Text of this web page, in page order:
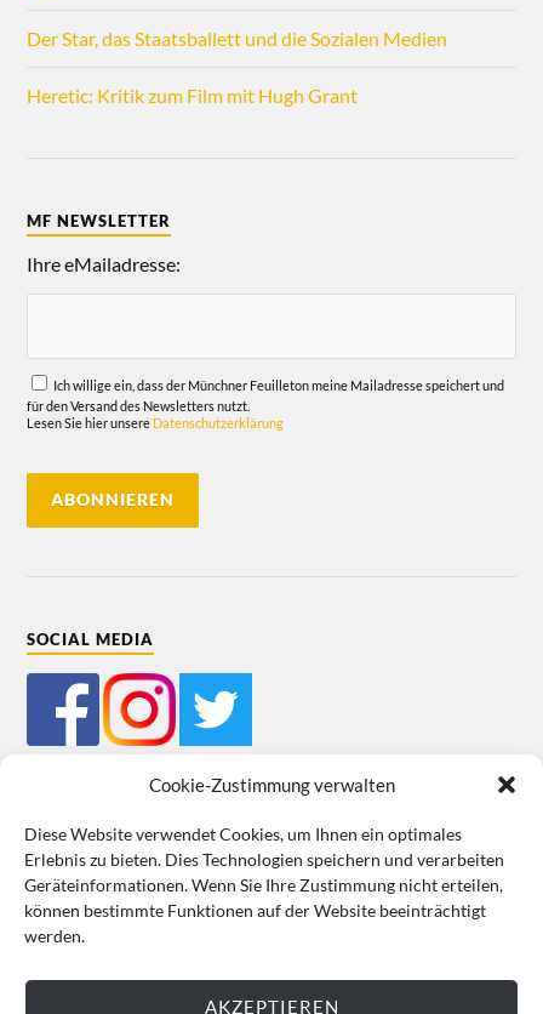
Cookie-Zustimmung verwalten
Diese Website verwendet Cookies, um Ihnen ein optimales
Erlebnis zu bieten. Dies Technologien speichern und verarbeiten
Geräteinformationen. Wenn Sie Ihre Zustimmung nicht erteilen,
können bestimmte Funktionen auf der Website beeinträchtigt
werden.
AKZEPTIEREN
Der Star, das Staatsballett und die Sozialen Medien
Heretic: Kritik zum Film mit Hugh Grant
MF NEWSLETTER
Ihre eMailadresse:
Ich willige ein, dass der Münchner Feuilleton meine Mailadresse speichert und
für den Versand des Newsletters nutzt.
Lesen Sie hier unsere Datenschutzerklärung
SOCIAL MEDIA
Mein Bestellkonto Kundeninformationen Datenschutz
Cookie-Richtlinie (EU) Impressum
VERTRAG WIDERRUFEN